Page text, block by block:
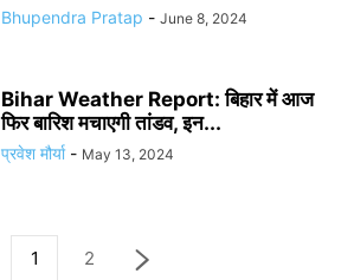
Bhupendra Pratap - June 8, 2024
Bihar Weather Report: बिहार में आज
फिर बारिश मचाएगी तांडव, इन...
प्रवेश मौर्या - May 13, 2024
1 2